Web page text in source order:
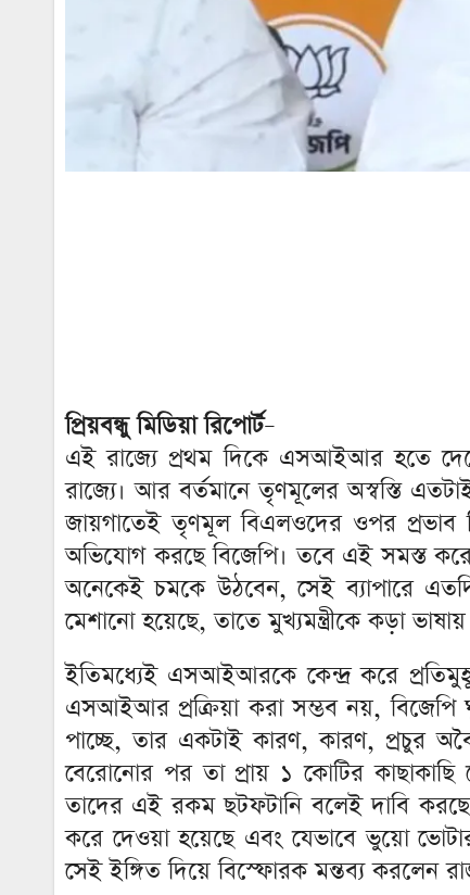
প্রিয়বন্ধু মিডিয়া রিপোর্ট–
এই রাজ্যে প্রথম দিকে এসআইআর হতে
রাজ্যে। আর বর্তমানে তৃণমূলের অস্বস্তি
জায়গাতেই তৃণমূল বিএলওদের ওপর প্রভাব
অভিযোগ করছে বিজেপি। তবে এই সমস্ত
অনেকেই চমকে উঠবেন, সেই ব্যাপারে
মেশানো হয়েছে, তাতে মুখ্যমন্ত্রীকে কড়া
ইতিমধ্যেই এসআইআরকে কেন্দ্র করে
এসআইআর প্রক্রিয়া করা সম্ভব নয়,
পাচ্ছে, তার একটাই কারণ, কারণ, প্রচুর
বেরোনোর পর তা প্রায় ১ কোটির
তাদের এই রকম ছটফটানি বলেই দাবি
করে দেওয়া হয়েছে এবং যেভাবে ভুয়ো
সেই ইঙ্গিত দিয়ে বিস্ফোরক মন্তব্য করলেন